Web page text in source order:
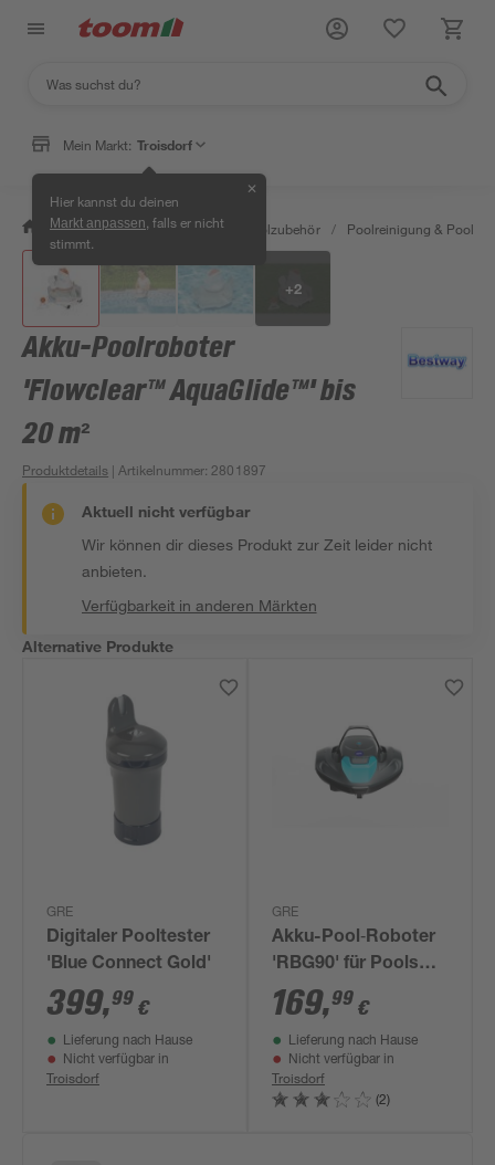
Mein Markt: Troisdorf
Hier kannst du deinen
Markt anpassen , falls er nicht
stimmt.
✕
/ Garten & Freizeit / Pools & Poolzubehör / Poolreinigung &
+2
Akku-Poolroboter
'Flowclear™ AquaGlide™' bis
20 m²
Produktdetails | Artikelnummer: 2801897
Aktuell nicht verfügbar
Wir können dir dieses Produkt zur Zeit leider nicht
anbieten.
Verfügbarkeit in anderen Märkten
Alternative Produkte
GRE
Digitaler Pooltester
'Blue Connect Gold'
399,99 €
Lieferung nach Hause
Nicht verfügbar in
Troisdorf
GRE
Akku-Pool‑Roboter
'RBG90' für Pools
bis 80 m²
169,99 €
Lieferung nach Hause
Nicht verfügbar in
Troisdorf
(2)